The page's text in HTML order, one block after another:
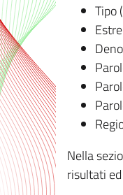
Tipo
Nella
risultati